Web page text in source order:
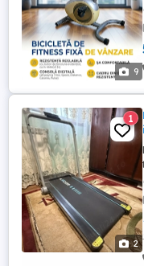
9
2
1